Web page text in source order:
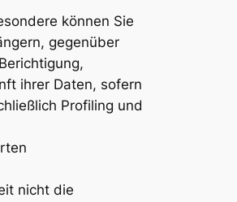
können Sie
gegenüber
ihrer Daten, sofern
Profiling und
nicht die